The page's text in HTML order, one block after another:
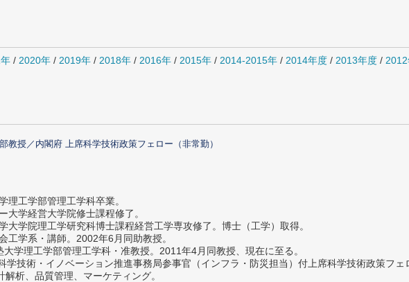
/ 2020年 / 2019年 / 2018年 / 2016年 / 2015年 / 2014-2015年 / 2014年度 / 2013年度 /
教授／内閣府 上席科学技術政策フェロー（非常勤）
理工学部管理工学科卒業。
大学経営大学院修士課程修了。
大学院理工学研究科博士課程経営工学専攻修了。博士（工学）取得。
工学系・講師。2002年6月同助教授。
学理工学部管理工学科・准教授。2011年4月同教授、現在に至る。
学技術・イノベーション推進事務局参事官（インフラ・防災担当）付上席科学技術政策フェ
析、品質管理、マーケティング。